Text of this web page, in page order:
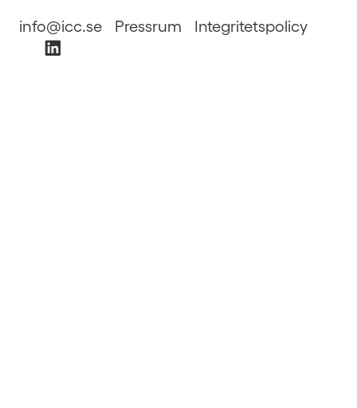
info@icc.se Pressrum Integritetspolicy